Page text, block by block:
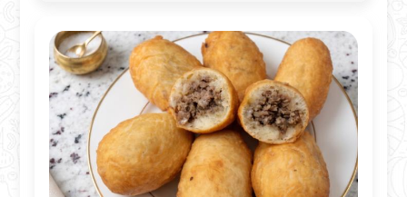
улетают со стола еще горячими, но и на
следующий день (если останутся) они
очень вкусные.